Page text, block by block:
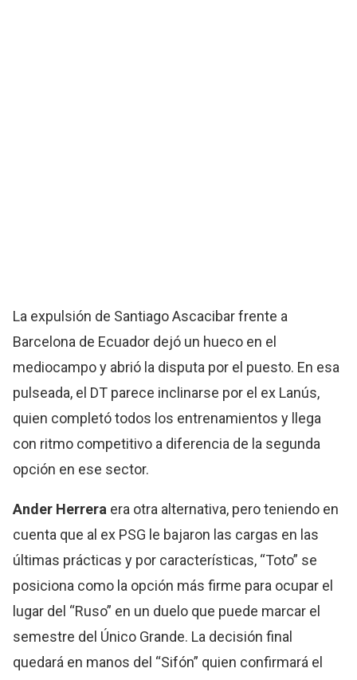
La expulsión de Santiago Ascacibar frente a
Barcelona de Ecuador dejó un hueco en el
mediocampo y abrió la disputa por el puesto. En esa
pulseada, el DT parece inclinarse por el ex Lanús,
quien completó todos los entrenamientos y llega
con ritmo competitivo a diferencia de la segunda
opción en ese sector.
Ander Herrera era otra alternativa, pero teniendo en
cuenta que al ex PSG le bajaron las cargas en las
últimas prácticas y por características, “Toto” se
posiciona como la opción más firme para ocupar el
lugar del “Ruso” en un duelo que puede marcar el
semestre del Único Grande. La decisión final
quedará en manos del “Sifón” quien confirmará el